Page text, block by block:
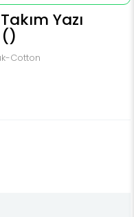
Yazı
()
Cotton